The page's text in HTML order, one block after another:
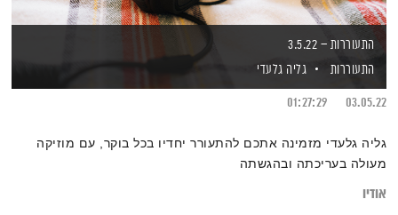
התעוררות – 3.5.22
התעוררות
גליה גלעדי
03.05.22
01:27:29
גליה גלעדי מזמינה אתכם להתעורר יחדיו בכל בוקר, עם מוזיקה
מעולה בעריכתה ובהגשתה
אודיו